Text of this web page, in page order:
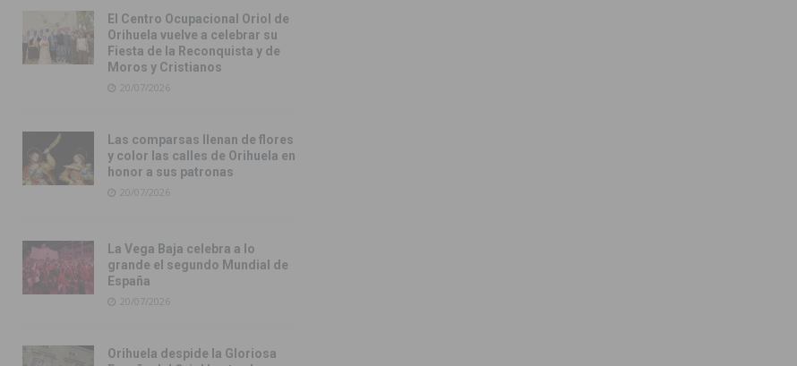
El Centro Ocupacional Oriol de
Orihuela vuelve a celebrar su
Fiesta de la Reconquista y de
Moros y Cristianos
20/07/2026
Las comparsas llenan de flores
y color las calles de Orihuela en
honor a sus patronas
20/07/2026
La Vega Baja celebra a lo
grande el segundo Mundial de
España
20/07/2026
Orihuela despide la Gloriosa